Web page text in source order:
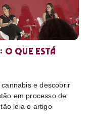
O que está
e descobrir
em processo de
leia o artigo